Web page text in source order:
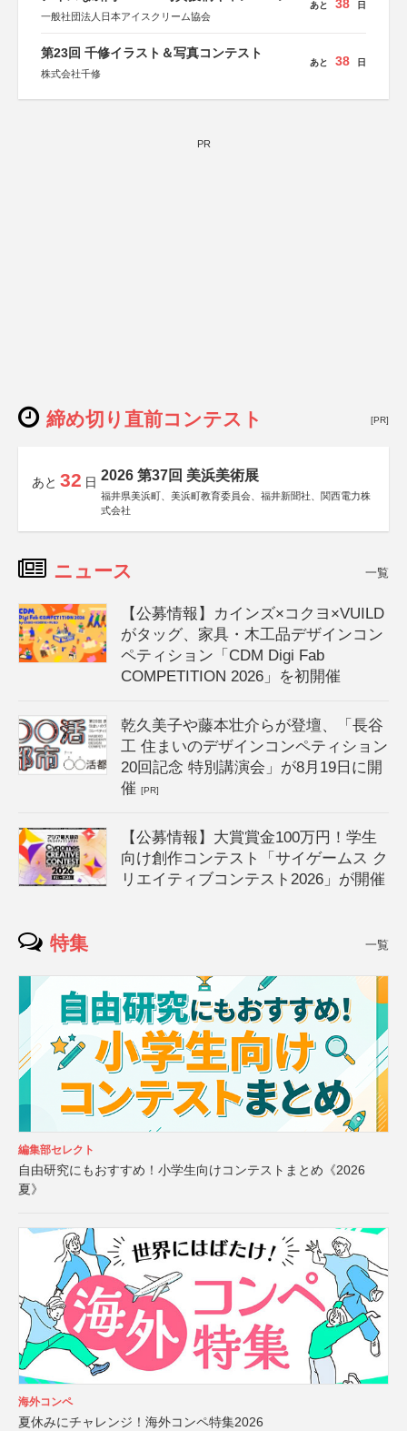
一般社団法人日本アイスクリーム協会
あと 38 日
第23回 千修イラスト＆写真コンテスト
株式会社千修
あと 38 日
PR
締め切り直前コンテスト [PR]
あと 32 日 2026 第37回 美浜美術展
福井県美浜町、美浜町教育委員会、福井新聞社、関西電力株
式会社
ニュース 一覧
【公募情報】カインズ×コクヨ×VUILD
がタッグ、家具・木工品デザインコン
ペティション「CDM Digi Fab
COMPETITION 2026」を初開催
乾久美子や藤本壮介らが登壇、「長谷
工 住まいのデザインコンペティション
20回記念 特別講演会」が8月19日に開
催[PR]
【公募情報】大賞賞金100万円！学生
向け創作コンテスト「サイゲームス ク
リエイティブコンテスト2026」が開催
特集 一覧
編集部セレクト
自由研究にもおすすめ！小学生向けコンテストまとめ《2026
夏》
海外コンペ
夏休みにチャレンジ！海外コンペ特集2026